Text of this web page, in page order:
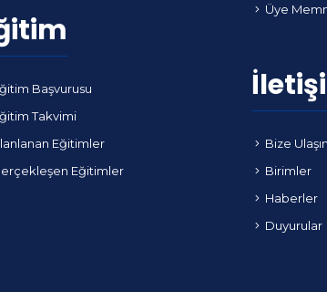
Başvurusu
Takvimi
Eğitimler
Eğitimler
Üye
Bize Ulaşın
Birimler
Haberler
Duyurular